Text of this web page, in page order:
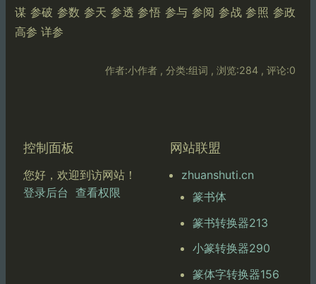
谋 参破 参数 参天 参透 参悟 参与 参阅 参战 参照 参政
高参 详参
作者:小作者 , 分类:组词 , 浏览:284 , 评论:0
控制面板
您好，欢迎到访网站！
登录后台 查看权限
网站联盟
zhuanshuti.cn
篆书体
篆书转换器213
小篆转换器290
篆体字转换器156